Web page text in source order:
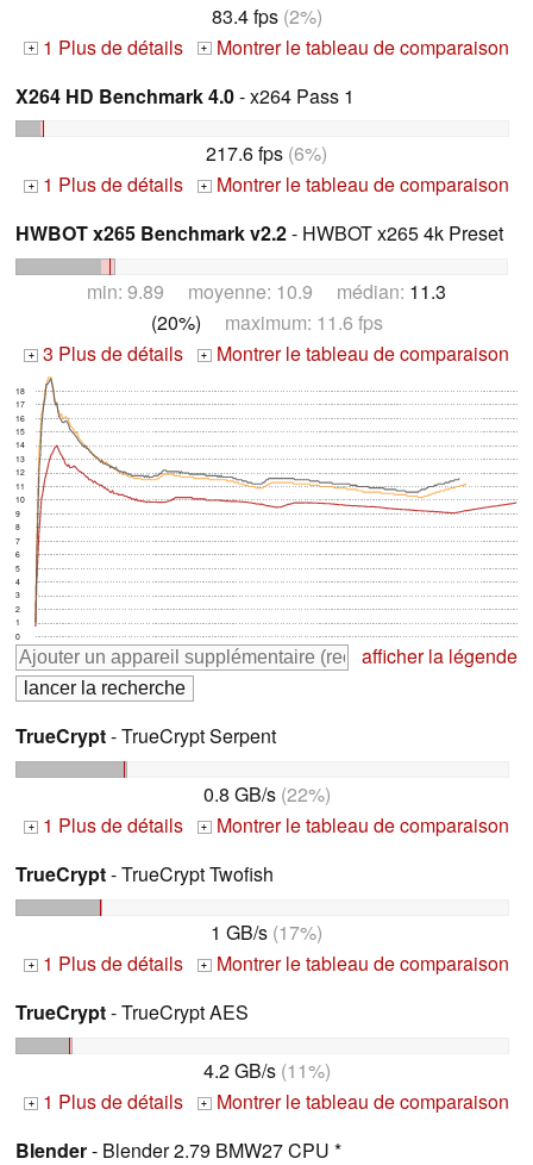
83.4 fps(2%)
+ 1 Plus de détails + Montrer le tableau de comparaison
X264 HD Benchmark 4.0- x264 Pass 1
217.6 fps (6%)
+ 1 Plus de détails + Montrer le tableau de comparaison
HWBOT x265 Benchmark v2.2- HWBOT x265 4k Preset
min: 9.89 moyenne: 10.9 médian: 11.3
(20%) maximum: 11.6 fps
+ 3 Plus de détails + Montrer le tableau de comparaison
0
1
2
3
4
5
6
7
8
9
10
11
12
13
14
15
16
17
18
afficher la légende
TrueCrypt- TrueCrypt Serpent
0.8 GB/s(22%)
+ 1 Plus de détails + Montrer le tableau de comparaison
TrueCrypt- TrueCrypt Twofish
1 GB/s (17%)
+ 1 Plus de détails + Montrer le tableau de comparaison
TrueCrypt- TrueCrypt AES
4.2 GB/s(11%)
+ 1 Plus de détails + Montrer le tableau de comparaison
Blender- Blender 2.79 BMW27 CPU *